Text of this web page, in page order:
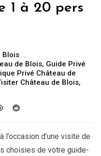
1 à 20 pers
:
Blois
de Blois, Guide Privé
Privé Château de
Château de Blois,
d’une visite de
choisies de votre guide-